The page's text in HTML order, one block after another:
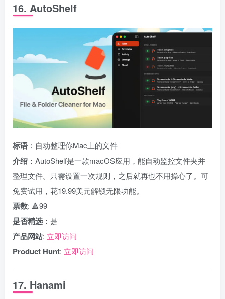
16. AutoShelf
标语 ：自动整理你Mac上的文件
介绍 ：AutoShelf是一款macOS应用，能自动监控文件夹并
整理文件。只需设置一次规则，之后就再也不用操心了。可
免费试用，花19.99美元解锁无限功能。
票数: 🔺99
是否精选 ：是
产品网站: 立即访问
Product Hunt: 立即访问
17. Hanami